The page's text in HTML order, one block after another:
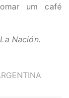
um café
La Nación.